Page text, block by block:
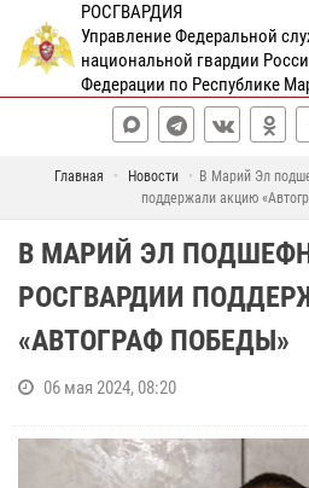
РОСГВАРДИЯ
Управление Федеральной
национальной гвардии
Федерации по Республике
Главная Новости
В Марий Эл
поддержали акцию
В МАРИЙ ЭЛ
РОСГВАРДИИ
«АВТОГРАФ ПОБЕДЫ»
06 мая 2024, 08:20